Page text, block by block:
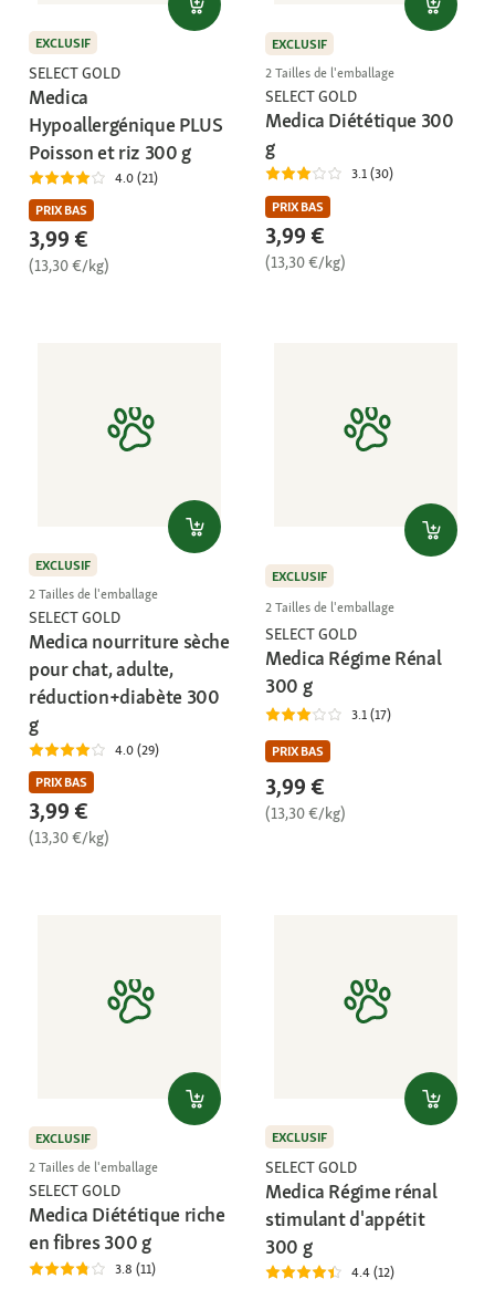
EXCLUSIF
SELECT GOLD
Medica
Hypoallergénique PLUS
Poisson et riz 300 g
4.0 (21)
PRIX BAS
3,99 €
(13,30 €/kg)
EXCLUSIF
2 Tailles de l'emballage
SELECT GOLD
Medica Diététique 300
g
3.1 (30)
PRIX BAS
3,99 €
(13,30 €/kg)
EXCLUSIF
2 Tailles de l'emballage
SELECT GOLD
Medica nourriture sèche
pour chat, adulte,
réduction+diabète 300
g
4.0 (29)
PRIX BAS
3,99 €
(13,30 €/kg)
EXCLUSIF
2 Tailles de l'emballage
SELECT GOLD
Medica Régime Rénal
300 g
3.1 (17)
PRIX BAS
3,99 €
(13,30 €/kg)
EXCLUSIF
2 Tailles de l'emballage
SELECT GOLD
Medica Diététique riche
en fibres 300 g
3.8 (11)
EXCLUSIF
SELECT GOLD
Medica Régime rénal
stimulant d'appétit
300 g
4.4 (12)